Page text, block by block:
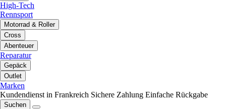
High-Tech
Rennsport
Motorrad & Roller
Cross
Abenteuer
Reparatur
Gepäck
Outlet
Marken
Kundendienst in Frankreich Sichere Zahlung Einfache Rückgabe
Suchen